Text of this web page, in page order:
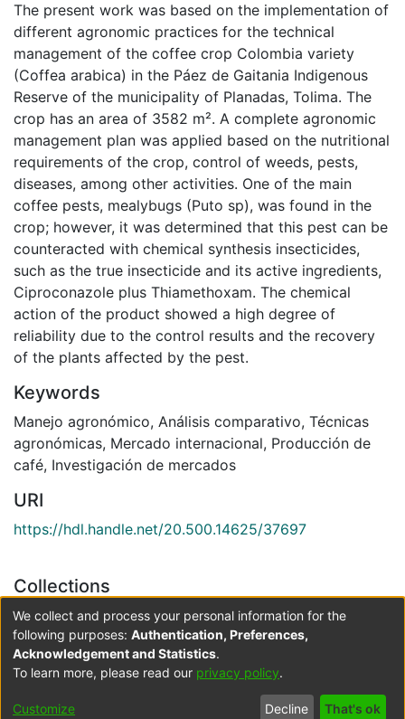
The present work was based on the implementation of
different agronomic practices for the technical
management of the coffee crop Colombia variety
(Coffea arabica) in the Páez de Gaitania Indigenous
Reserve of the municipality of Planadas, Tolima. The
crop has an area of 3582 m². A complete agronomic
management plan was applied based on the nutritional
requirements of the crop, control of weeds, pests,
diseases, among other activities. One of the main
coffee pests, mealybugs (Puto sp), was found in the
crop; however, it was determined that this pest can be
counteracted with chemical synthesis insecticides,
such as the true insecticide and its active ingredients,
Ciproconazole plus Thiamethoxam. The chemical
action of the product showed a high degree of
reliability due to the control results and the recovery
of the plants affected by the pest.
Keywords
Manejo agronómico, Análisis comparativo, Técnicas
agronómicas, Mercado internacional, Producción de
café, Investigación de mercados
URI
https://hdl.handle.net/20.500.14625/37697
Collections
Ingeniería Agronómica
Full item page
Cookie
End User
Send
We collect and process your personal information for the
following purposes: Authentication, Preferences,
Acknowledgement and Statistics.
To learn more, please read our privacy policy.
Customize Decline That's ok